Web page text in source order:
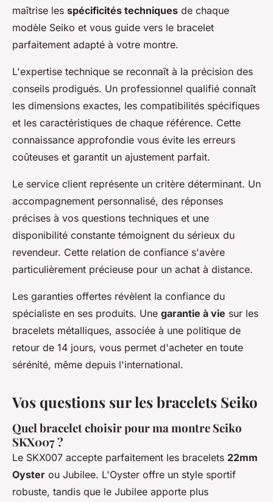
maîtrise les spécificités techniques de chaque
modèle Seiko et vous guide vers le bracelet
parfaitement adapté à votre montre.
L'expertise technique se reconnaît à la précision des
conseils prodigués. Un professionnel qualifié connaît
les dimensions exactes, les compatibilités spécifiques
et les caractéristiques de chaque référence. Cette
connaissance approfondie vous évite les erreurs
coûteuses et garantit un ajustement parfait.
Le service client représente un critère déterminant. Un
accompagnement personnalisé, des réponses
précises à vos questions techniques et une
disponibilité constante témoignent du sérieux du
revendeur. Cette relation de confiance s'avère
particulièrement précieuse pour un achat à distance.
Les garanties offertes révèlent la confiance du
spécialiste en ses produits. Une garantie à vie sur les
bracelets métalliques, associée à une politique de
retour de 14 jours, vous permet d'acheter en toute
sérénité, même depuis l'international.
Vos questions sur les bracelets Seiko
Quel bracelet choisir pour ma montre Seiko
SKX007 ?
Le SKX007 accepte parfaitement les bracelets 22mm
Oyster ou Jubilee. L'Oyster offre un style sportif
robuste, tandis que le Jubilee apporte plus